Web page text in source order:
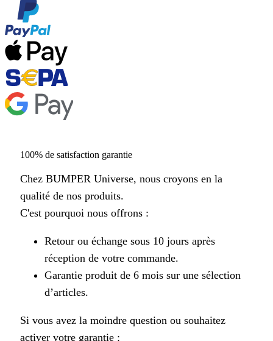
100% de satisfaction garantie
Chez BUMPER Universe, nous croyons en la
qualité de nos produits.
C'est pourquoi nous offrons :
Retour ou échange sous 10 jours après
réception de votre commande.
Garantie produit de 6 mois sur une sélection
d’articles.
Si vous avez la moindre question ou souhaitez
activer votre garantie :